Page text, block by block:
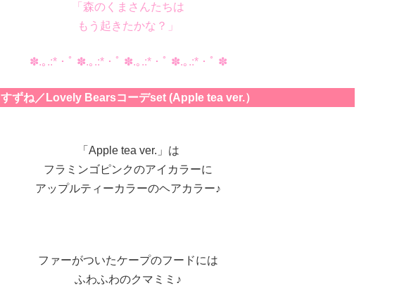
「森のくまさんたちは
もう起きたかな？」
✽.｡.:*・ﾟ ✽.｡.:*・ﾟ ✽.｡.:*・ﾟ ✽.｡.:*・ﾟ ✽
すずね／Lovely Bearsコーデset (Apple tea ver.）
「Apple tea ver.」は
フラミンゴピンクのアイカラーに
アップルティーカラーのヘアカラー♪
ファーがついたケープのフードには
ふわふわのクマミミ♪